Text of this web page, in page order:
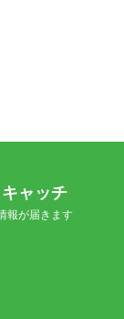
ャッチ
報が届きます